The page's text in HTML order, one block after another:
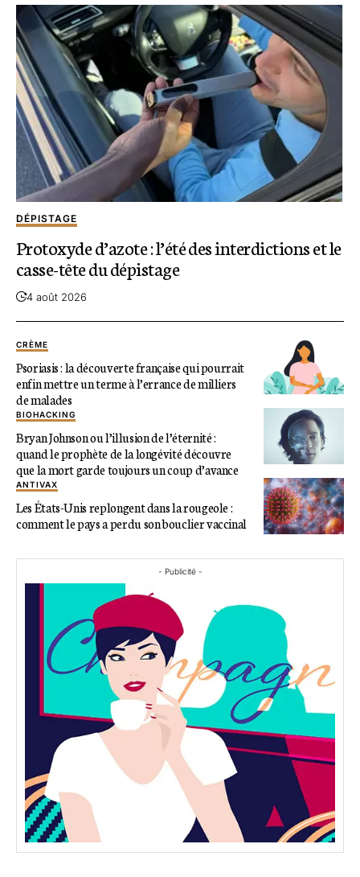
DÉPISTAGE
Protoxyde d’azote : l’été des interdictions et le
casse-tête du dépistage
4 août 2026
CRÈME
Psoriasis : la découverte française qui pourrait
enfin mettre un terme à l’errance de milliers
de malades
BIOHACKING
Bryan Johnson ou l’illusion de l’éternité :
quand le prophète de la longévité découvre
que la mort garde toujours un coup d’avance
ANTIVAX
Les États-Unis replongent dans la rougeole :
comment le pays a perdu son bouclier vaccinal
- Publicité -